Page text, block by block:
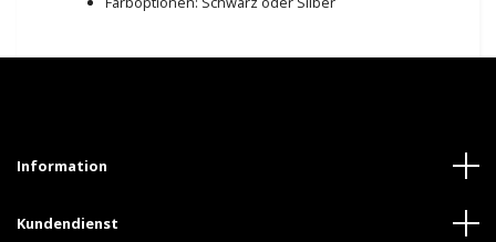
Information
Kundendienst